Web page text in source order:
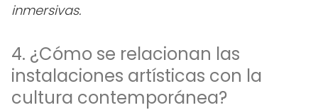
inmersivas.
4. ¿Cómo se relacionan las
instalaciones artísticas con la
cultura contemporánea?